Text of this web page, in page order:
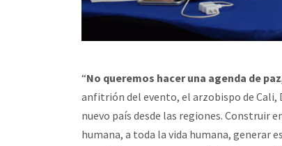
“No queremos hacer una agenda de
anfitrión del evento, el arzobispo de Cali,
nuevo país desde las regiones. Construir
humana, a toda la vida humana, generar